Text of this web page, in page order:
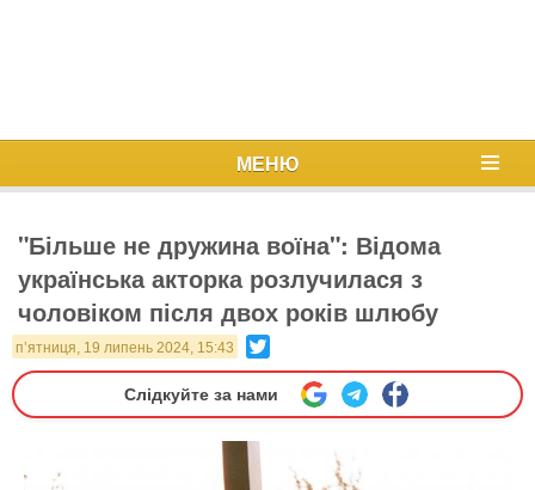
МЕНЮ
"Більше не дружина воїна": Відома
українська акторка розлучилася з
чоловіком після двох років шлюбу
п’ятниця, 19 липень 2024, 15:43
Слідкуйте за нами